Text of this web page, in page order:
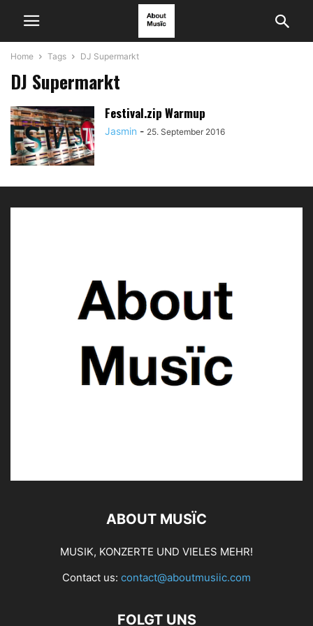
Home Tags DJ Supermarkt
DJ Supermarkt
Festival.zip Warmup
Jasmin - 25. September 2016
ABOUT MUSÏC
MUSIK, KONZERTE UND VIELES MEHR!
Contact us: contact@aboutmusiic.com
FOLGT UNS